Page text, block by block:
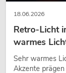
18.06.2026
Retro-Licht
warmes
Sehr warmes
Akzente